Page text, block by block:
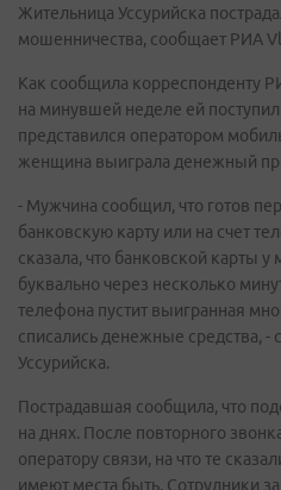
Жительница Уссурийска
мошенничества, сообщает РИА
Как сообщила корреспонденту
на минувшей неделе ей
представился оператором
женщина выиграла денежный
- Мужчина сообщил, что готов
банковскую карту или на счет
сказала, что банковской карты у
буквально через несколько
телефона пустит выигранная
списались денежные средства, -
Уссурийска.
Пострадавшая сообщила, что
на днях. После повторного
оператору связи, на что те
имеют места быть. Сотрудники